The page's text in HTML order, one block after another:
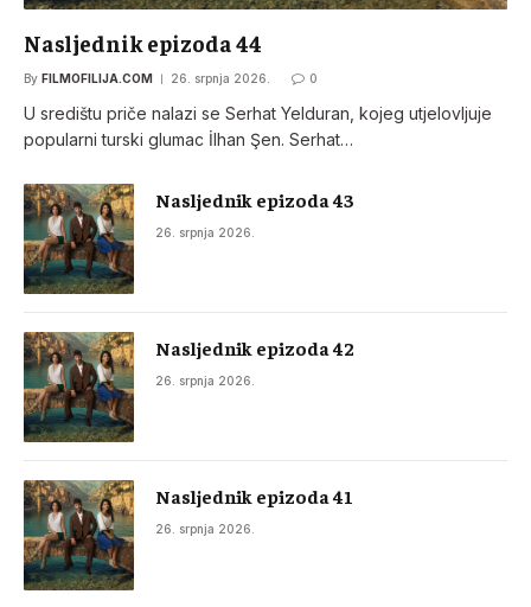
Nasljednik epizoda 44
By FILMOFILIJA.COM 26. srpnja 2026. 0
U središtu priče nalazi se Serhat Yelduran, kojeg utjelovljuje
popularni turski glumac İlhan Şen. Serhat…
Nasljednik epizoda 43
26. srpnja 2026.
Nasljednik epizoda 42
26. srpnja 2026.
Nasljednik epizoda 41
26. srpnja 2026.